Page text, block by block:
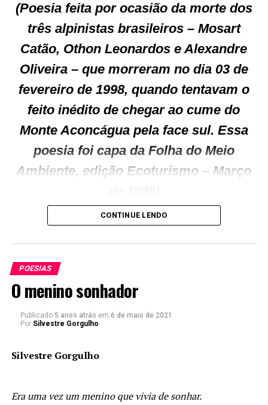
Tenha muita paciência
E pense um pouquinho mais:
O Iraque em plena guerra
Perdeu bem menos Mirrage
Do que o Brasil na Paz!
(Poesia feita por ocasião da morte dos
três alpinistas brasileiros – Mosart
Catão, Othon Leonardos e Alexandre
Oliveira – que morreram no dia 03 de
fevereiro de 1998, quando tentavam o
feito inédito de chegar ao cume do
Monte Aconcágua pela face sul. Essa
poesia foi capa da Folha do Meio
Ambiente, edição Ecoturismo – Março
Aconcágua serás!
Silvestre Gorgulho
CONTINUE LENDO
POESIAS
O menino sonhador
Publicado 5 anos atrás em 6 de maio de 2021
Por Silvestre Gorgulho
Silvestre Gorgulho
Era uma vez um menino que vivia de sonhar.